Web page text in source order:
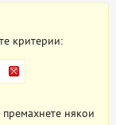
критерии:
някои